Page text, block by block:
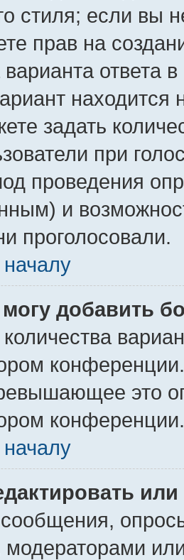
стиля; если вы
прав на
ответа
находится
задать
при
проведения
и
проголосовали.
добавить
это
конференции.
модераторами